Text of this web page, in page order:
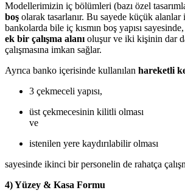
Modellerimizin iç bölümleri (bazı özel
boş olarak tasarlanır. Bu sayede küçük alanlar
bankolarda bile iç kısmın boş yapısı
ek bir çalışma alanı oluşur ve iki kişinin dar
çalışmasına imkan sağlar.
Ayrıca banko içerisinde kullanılan hareketli
3 çekmeceli yapısı,
üst çekmecesinin kilitli olması
ve
istenilen yere kaydırılabilir olması
sayesinde ikinci bir personelin de rahatça
4) Yüzey & Kasa Formu